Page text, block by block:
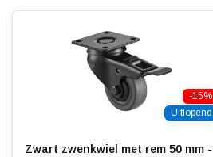
-15%
Uitlopend
Zwart zwenkwiel met rem 50 mm -